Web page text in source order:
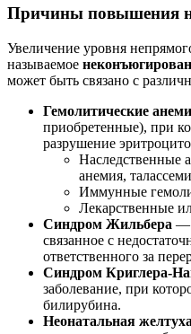
Причины повышения
Увеличение уровня
называемое
может быть связано с
Гемолитические
приобретенные), при
разрушение
Наследственные
анемия,
Иммунные
Лекарственные
Синдром Жильбера —
связанное с
ответственного за
Синдром Криглера-
заболевание, при
билирубина.
Неонатальная желтуха